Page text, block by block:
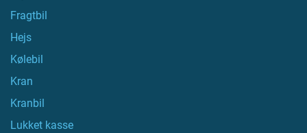
Fragtbil
Hejs
Kølebil
Kran
Kranbil
Lukket kasse